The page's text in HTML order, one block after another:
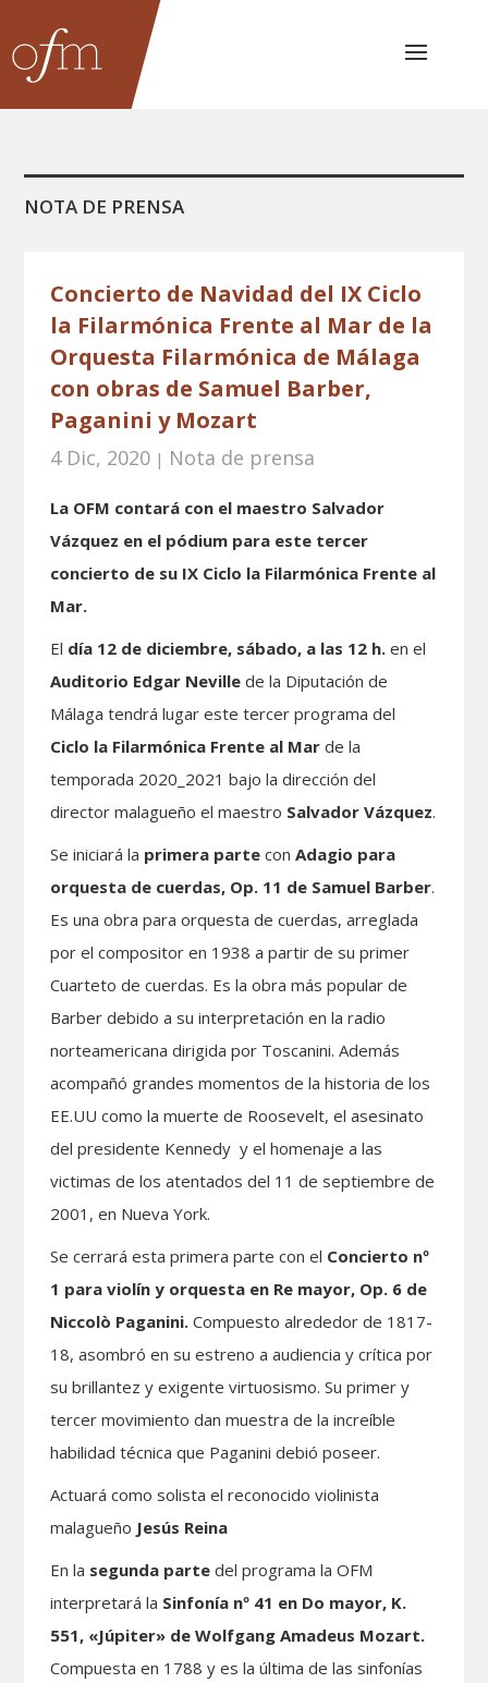
NOTA DE PRENSA
Concierto de Navidad del IX Ciclo
la Filarmónica Frente al Mar de la
Orquesta Filarmónica de Málaga
con obras de Samuel Barber,
Paganini y Mozart
4 Dic, 2020 | Nota de prensa
La OFM contará con el maestro Salvador
Vázquez en el pódium para este tercer
concierto de su IX Ciclo la Filarmónica Frente al
Mar.
El día 12 de diciembre, sábado, a las 12 h.en el
Auditorio Edgar Nevillede la Diputación de
Málaga tendrá lugar este tercer programa del
Ciclo la Filarmónica Frente al Marde la
temporada 2020_2021 bajo la dirección del
director malagueño el maestro Salvador Vázquez.
Se iniciará la primera parte conAdagio para
orquesta de cuerdas, Op. 11 de Samuel Barber.
Es una obra para orquesta de cuerdas, arreglada
por el compositor en 1938 a partir de su primer
Cuarteto de cuerdas. Es la obra más popular de
Barber debido a su interpretación en la radio
norteamericana dirigida por Toscanini. Además
acompañó grandes momentos de la historia de los
EE.UU como la muerte de Roosevelt, el asesinato
del presidente Kennedy y el homenaje a las
victimas de los atentados del 11 de septiembre de
2001, en Nueva York.
Se cerrará esta primera parte con el Concierto nº
1 para violín y orquesta en Re mayor, Op. 6 de
Niccolò Paganini.Compuesto alrededor de 1817-
18, asombró en su estreno a audiencia y crítica por
su brillantez y exigente virtuosismo. Su primer y
tercer movimiento dan muestra de la increíble
habilidad técnica que Paganini debió poseer.
Actuará como solista el reconocido violinista
malagueño Jesús Reina
En la segunda parte del programa la OFM
interpretará la Sinfonía nº 41 en Do mayor, K.
551, «Júpiter» de Wolfgang Amadeus Mozart.
Compuesta en 1788 y es la última de las sinfonías